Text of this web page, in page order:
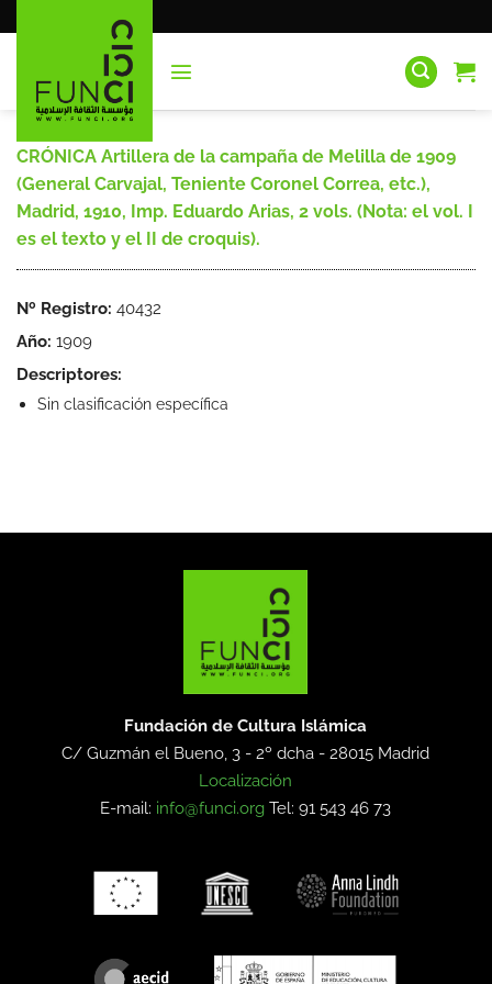
al
CRÓNICA Artillera de la campaña de Melilla de 1909
(General Carvajal, Teniente Coronel Correa, etc.),
Madrid, 1910, Imp. Eduardo Arias, 2 vols. (Nota: el vol. I
es el texto y el II de croquis).
Nº Registro: 40432
Año: 1909
Descriptores:
Sin clasificación específica
Fundación de Cultura Islámica
C/ Guzmán el Bueno, 3 - 2º dcha -28015 Madrid
Localización
E-mail: info@funci.org Tel: 91 543 46 73